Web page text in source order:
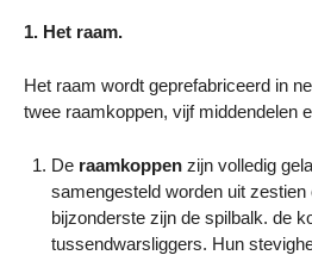
1. Het raam.
Het raam wordt geprefabriceerd in
twee raamkoppen, vijf middendelen
De raamkoppenzijn volledig
samengesteld worden uit zestien
bijzonderste zijn de spilbalk. de
tussendwarsliggers. Hun